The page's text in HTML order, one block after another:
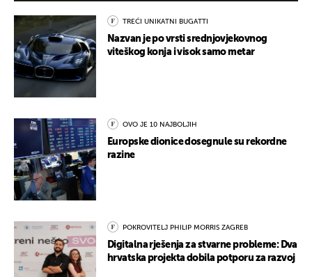
TREĆI UNIKATNI BUGATTI
Nazvan je po vrsti srednjovjekovnog
viteškog konja i visok samo metar
OVO JE 10 NAJBOLJIH
Europske dionice dosegnule su rekordne
razine
POKROVITELJ PHILIP MORRIS ZAGREB
Digitalna rješenja za stvarne probleme: Dva
hrvatska projekta dobila potporu za razvoj